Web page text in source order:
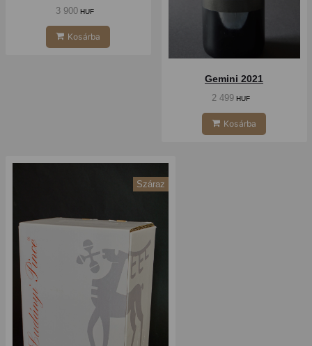
3 900HUF
Kosárba
Gemini 2021
2 499HUF
Kosárba
Száraz